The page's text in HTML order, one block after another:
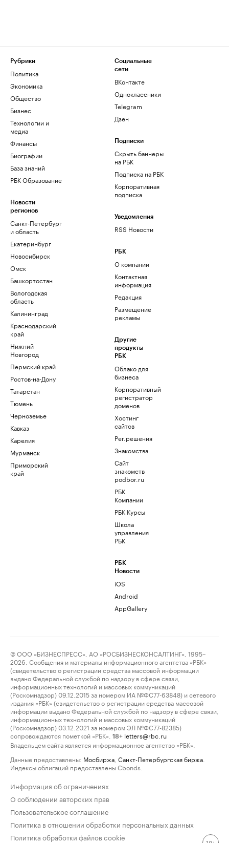
Рубрики
Политика
Экономика
Общество
Бизнес
Технологии и
медиа
Финансы
Биографии
База знаний
РБК Образование
Новости
регионов
Санкт-Петербург
и область
Екатеринбург
Новосибирск
Омск
Башкортостан
Вологодская
область
Калининград
Краснодарский
край
Нижний
Новгород
Пермский край
Ростов-на-Дону
Татарстан
Тюмень
Черноземье
Кавказ
Карелия
Мурманск
Приморский
край
Социальные
сети
ВКонтакте
Одноклассники
Telegram
Дзен
Подписки
Скрыть баннеры
на РБК
Подписка на РБК
Корпоративная
подписка
Уведомления
RSS Новости
РБК
О компании
Контактная
информация
Редакция
Размещение
рекламы
Другие
продукты
РБК
Облако для
бизнеса
Корпоративный
регистратор
доменов
Хостинг
сайтов
Рег.решения
Знакомства
Сайт
знакомств
podbor.ru
РБК
Компании
РБК Курсы
Школа
управления
РБК
РБК
Новости
iOS
Android
AppGallery
© ООО «БИЗНЕСПРЕСС», АО «РОСБИЗНЕСКОНСАЛТИНГ», 1995–
2026. Сообщения и материалы информационного агентства «РБК»
(свидетельство о регистрации средства массовой информации
выдано Федеральной службой по надзору в сфере связи,
информационных технологий и массовых коммуникаций
(Роскомнадзор) 09.12.2015 за номером ИА №ФС77-63848) и сетевого
издания «РБК» (свидетельство о регистрации средства массовой
информации выдано Федеральной службой по надзору в сфере связи,
информационных технологий и массовых коммуникаций
(Роскомнадзор) 03.12.2021 за номером ЭЛ №ФС77-82385)
сопровождаются пометкой «РБК».
18+ letters@rbc.ru
Владельцем сайта является информационное агентство «РБК».
Данные предоставлены: Мосбиржа Санкт-Петербургская биржа
Индексы облигаций предоставлены Cbonds.
Информация об ограничениях
О соблюдении авторских прав
Пользовательское соглашение
Политика в отношении обработки персональных данных
Политика обработки файлов cookie